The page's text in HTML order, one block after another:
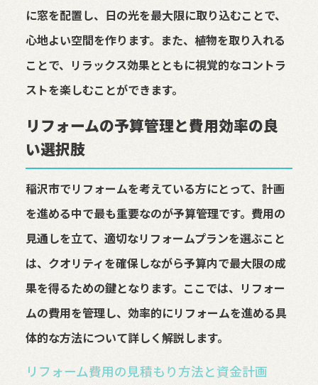
に窓を配置し、日の光を最大限に取り込むことで、
心地よい空間を作ります。また、植物を取り入れる
ことで、リラックス効果とともに視覚的なコントラ
ストを楽しむことができます。
リフォームの予算管理と費用効率の良
い選択肢
稲沢市でリフォームを考えている方にとって、計画
を進める中で最も重要なのが予算管理です。費用の
見通しを立て、適切なリフォームプランを選ぶこと
は、クオリティを確保しながら予算内で最大限の成
果を得るための鍵となります。ここでは、リフォー
ムの費用を管理し、効率的にリフォームを進める具
体的な方法について詳しく解説します。
リフォーム費用の見積もり方法と資金計画